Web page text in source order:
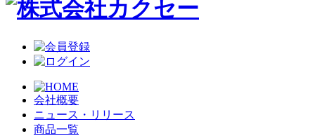
会社概要
ニュース・リリース
商品一覧